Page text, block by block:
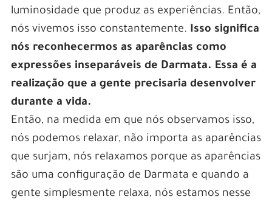
luminosidade que produz as experiências. Então,
nós vivemos isso constantemente. Isso significa
nós reconhecermos as aparências como
expressões inseparáveis de Darmata. Essa é a
realização que a gente precisaria desenvolver
durante a vida.
Então, na medida em que nós observamos isso,
nós podemos relaxar, não importa as aparências
que surjam, nós relaxamos porque as aparências
são uma configuração de Darmata e quando a
gente simplesmente relaxa, nós estamos nesse